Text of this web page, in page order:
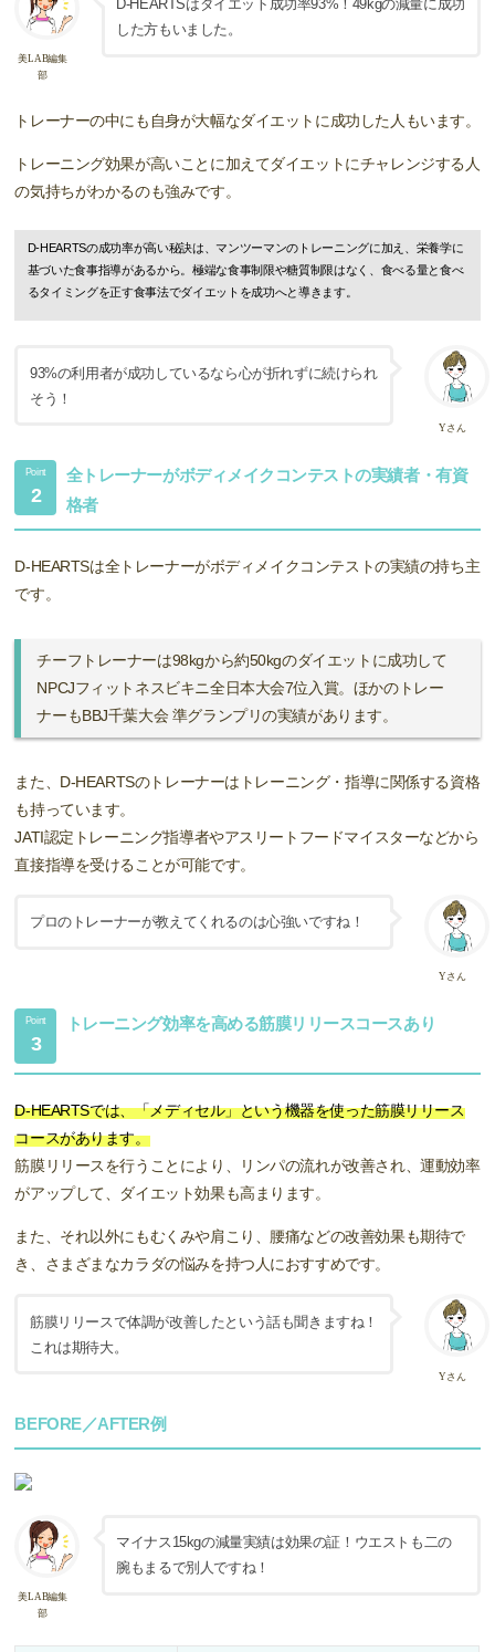
美LAB編集
部
D-HEARTSはダイエット成功率93%！49kgの減量に成功
した方もいました。
トレーナーの中にも自身が大幅なダイエットに成功した人もいます。
トレーニング効果が高いことに加えてダイエットにチャレンジする人
の気持ちがわかるのも強みです。
D-HEARTSの成功率が高い秘訣は、マンツーマンのトレーニングに加え、栄養学に
基づいた食事指導があるから。極端な食事制限や糖質制限はなく、食べる量と食べ
るタイミングを正す食事法でダイエットを成功へと導きます。
Yさん
93%の利用者が成功しているなら心が折れずに続けられ
そう！
Point
2
全トレーナーがボディメイクコンテストの実績者・有資
格者
D-HEARTSは全トレーナーがボディメイクコンテストの実績の持ち主
です。
チーフトレーナーは98kgから約50kgのダイエットに成功して
NPCJフィットネスビキニ全日本大会7位入賞。ほかのトレー
ナーもBBJ千葉大会 準グランプリの実績があります。
また、D-HEARTSのトレーナーはトレーニング・指導に関係する資格
も持っています。
JATI認定トレーニング指導者やアスリートフードマイスターなどから
直接指導を受けることが可能です。
Yさん
プロのトレーナーが教えてくれるのは心強いですね！
Point
3
トレーニング効率を高める筋膜リリースコースあり
D-HEARTSでは、「メディセル」という機器を使った筋膜リリース
コースがあります。
筋膜リリースを行うことにより、リンパの流れが改善され、運動効率
がアップして、ダイエット効果も高まります。
また、それ以外にもむくみや肩こり、腰痛などの改善効果も期待で
き、さまざまなカラダの悩みを持つ人におすすめです。
Yさん
筋膜リリースで体調が改善したという話も聞きますね！
これは期待大。
BEFORE／AFTER例
美LAB編集
部
マイナス15kgの減量実績は効果の証！ウエストも二の
腕もまるで別人ですね！